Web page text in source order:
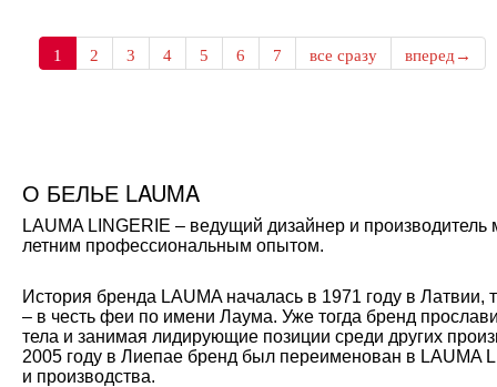
1 2 3 4 5 6 7 все сразу вперед→
О БЕЛЬЕ LAUMA
LAUMA LINGERIE – ведущий дизайнер и
летним профессиональным опытом.
История бренда LAUMA началась в 1971 году в
– в честь феи по имени Лаума. Уже тогда бренд
тела и занимая лидирующие позиции среди других
2005 году в Лиепае бренд был переименован в LAUMA
и производства.